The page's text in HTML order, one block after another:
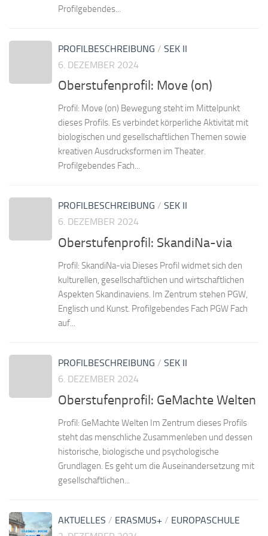
Profilgebendes...
PROFILBESCHREIBUNG / SEK II
6. DEZEMBER 2024
Oberstufenprofil: Move (on)
Profil: Move (on) Bewegung steht im Mittelpunkt
dieses Profils. Es verbindet körperliche Aktivität mit
biologischen und gesellschaftlichen Themen sowie
kreativen Ausdrucksformen im Theater.
Profilgebendes Fach...
PROFILBESCHREIBUNG / SEK II
6. DEZEMBER 2024
Oberstufenprofil: SkandiNa-via
Profil: SkandiNa-via Dieses Profil widmet sich den
kulturellen, gesellschaftlichen und wirtschaftlichen
Aspekten Skandinaviens. Im Zentrum stehen PGW,
Englisch und Kunst. Profilgebendes Fach PGW Fach
auf...
PROFILBESCHREIBUNG / SEK II
6. DEZEMBER 2024
Oberstufenprofil: GeMachte Welten
Profil: GeMachte Welten Im Zentrum dieses Profils
steht das menschliche Zusammenleben und dessen
historische, biologische und psychologische
Grundlagen. Es geht um die Auseinandersetzung mit
gesellschaftlichen...
AKTUELLES / ERASMUS+ / EUROPASCHULE